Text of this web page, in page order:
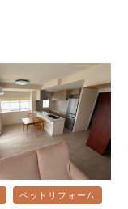
ペットリフォーム